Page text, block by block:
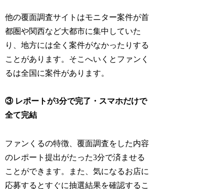
他の覆面調査サイトはモニター案件が首
都圏や関西など大都市に集中していた
り、地方には全く案件がなかったりする
ことがあります。そこへいくとファンく
るは全国に案件があります。
③ レポートが3分で完了・スマホだけで
全て完結
ファンくるの特徴、覆面調査をした内容
のレポート提出がたった3分で済ませる
ことができます。また、気になるお店に
応募するとすぐに抽選結果を確認するこ